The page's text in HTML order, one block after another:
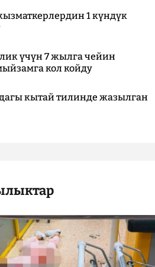
1 күндүк
үчүн 7 жылга чейин
кол койду
кытай тилинде жазылган